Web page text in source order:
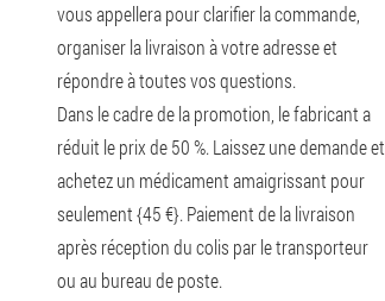
vous appellera pour clarifier la commande,
organiser la livraison à votre adresse et
répondre à toutes vos questions.
Dans le cadre de la promotion, le fabricant a
réduit le prix de 50 %. Laissez une demande et
achetez un médicament amaigrissant pour
seulement {45 €}. Paiement de la livraison
après réception du colis par le transporteur
ou au bureau de poste.